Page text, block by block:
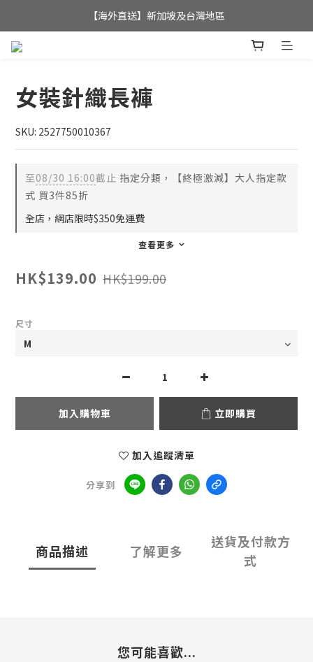
全店滿$350，即可享港澳地區免運費;
【海外直送】新加坡及台灣地區
女裝針織長褲
SKU: 2527750010367
至08/30 16:00截止 指定分類，【終極激減】大人指定款
式 買3件85折
全店，網店限時$350免運費
查看更多
HK$139.00 HK$199.00
尺寸
加入購物車 立即購買
加入追蹤清單
分享到
商品描述 了解更多
送貨及付款方
式
您可能喜歡...